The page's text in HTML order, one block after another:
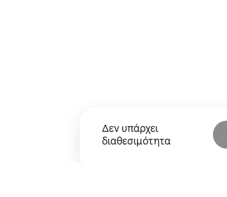
Δεν υπάρχει
διαθεσιμότητα